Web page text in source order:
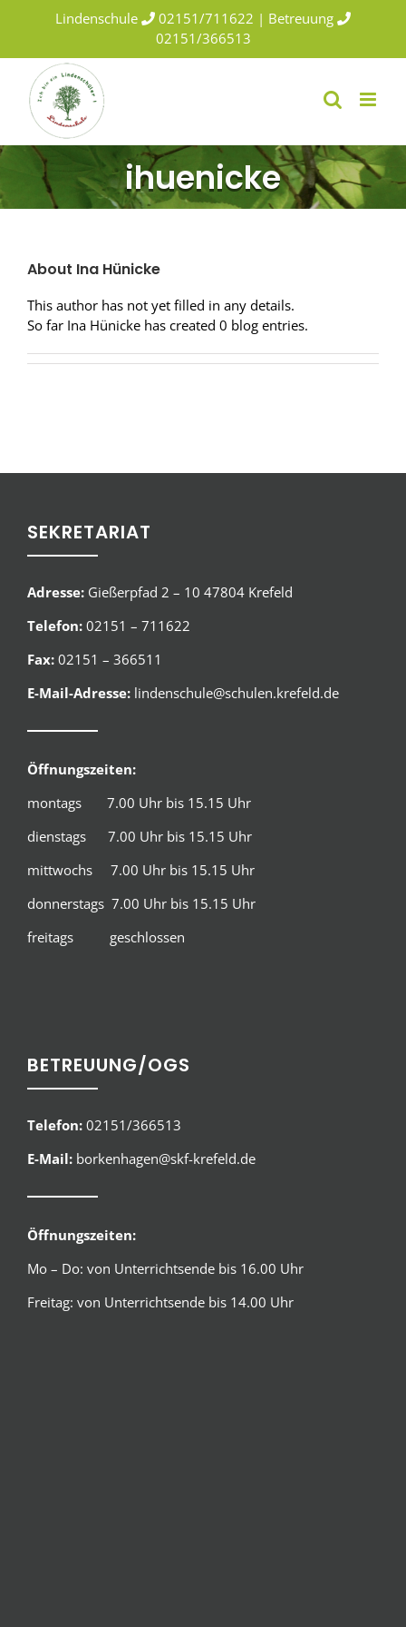
Lindenschule
02151/711622 | Betreuung
02151/366513
ihuenicke
About Ina Hünicke
This author has not yet filled in any details.
So far Ina Hünicke has created 0 blog entries.
SEKRETARIAT
Adresse: Gießerpfad 2 – 10 47804 Krefeld
Telefon: 02151 – 711622
Fax: 02151 – 366511
E-Mail-Adresse: lindenschule@schulen.krefeld.de
Öffnungszeiten:
montags 7.00 Uhr bis 15.15 Uhr
dienstags 7.00 Uhr bis 15.15 Uhr
mittwochs 7.00 Uhr bis 15.15 Uhr
donnerstags 7.00 Uhr bis 15.15 Uhr
freitags geschlossen
BETREUUNG/OGS
Telefon: 02151/366513
E-Mail: borkenhagen@skf-krefeld.de
Öffnungszeiten:
Mo – Do: von Unterrichtsende bis 16.00 Uhr
Freitag: von Unterrichtsende bis 14.00 Uhr